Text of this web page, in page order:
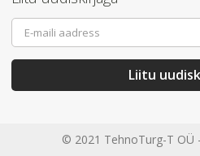
Sign
Up
for
Newsletter:
Liitu
© 2021 TehnoTurg-T OÜ -